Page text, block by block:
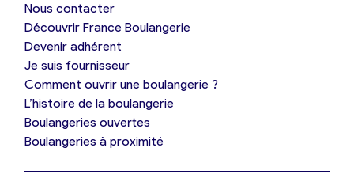
Je suis boulanger
Je découvre France Boulangerie
Mes tarifs
Nous contacter
Découvrir France Boulangerie
Devenir adhérent
Je suis fournisseur
Comment ouvrir une boulangerie ?
L’histoire de la boulangerie
Boulangeries ouvertes
Boulangeries à proximité